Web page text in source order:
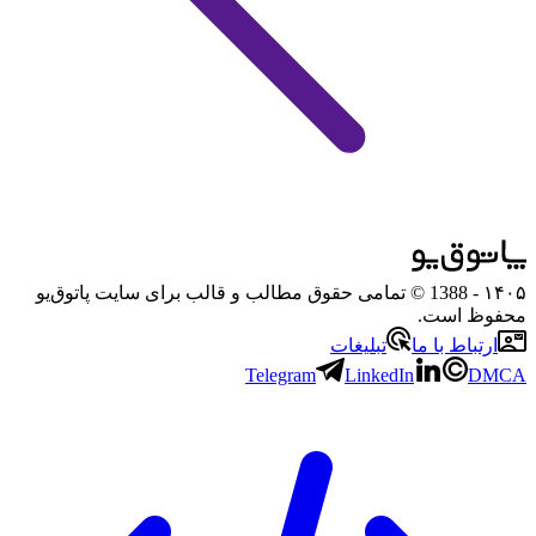
۱۴۰۵
- 1388 © تمامی حقوق مطالب و قالب برای سایت پاتوق‌یو
محفوظ است.
ارتباط با ما
تبلیغات
Telegram
LinkedIn DMCA